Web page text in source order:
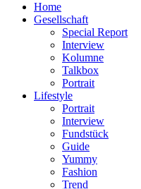
Home
Gesellschaft
Special Report
Interview
Kolumne
Talkbox
Portrait
Lifestyle
Portrait
Interview
Fundstück
Guide
Yummy
Fashion
Trend